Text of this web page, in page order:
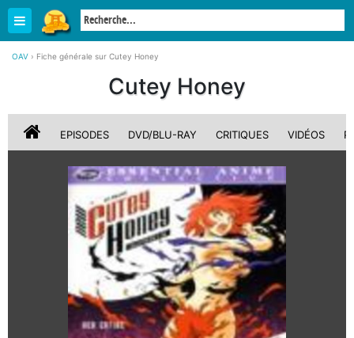
OAV › Fiche générale sur Cutey Honey
Cutey Honey
EPISODES DVD/BLU-RAY CRITIQUES VIDÉOS